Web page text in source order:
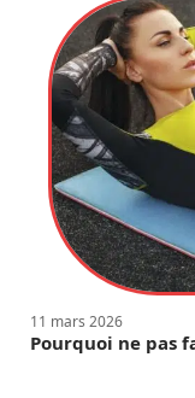
11 mars 2026
Pourquoi ne pas